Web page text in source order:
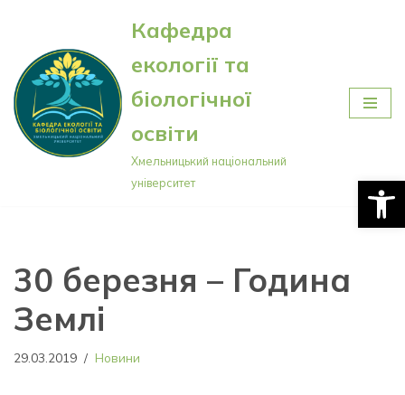
Перейти
до
вмісту
Кафедра
екології та
біологічної
освіти
Хмельницький національний
університет
30 березня – Година
Землі
29.03.2019 Новини